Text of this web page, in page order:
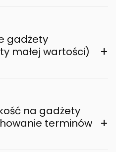
gadżety
małej wartości)
+
na gadżety
terminów
+